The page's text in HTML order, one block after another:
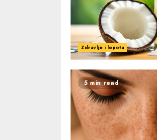
Zdravlje i lepota
5 min read